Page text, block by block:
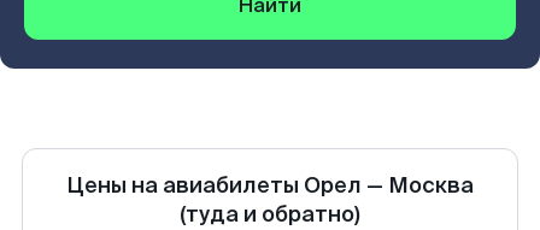
Найти
Цены на авиабилеты Орел — Москва
(туда и обратно)